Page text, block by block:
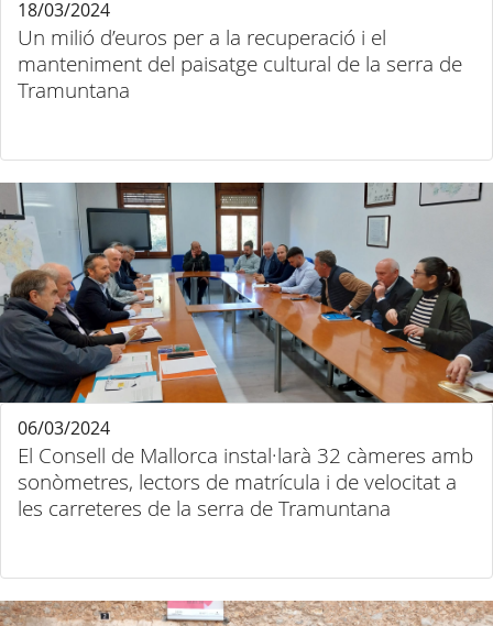
Un milió d’euros per a la recuperació i el
manteniment del paisatge cultural de la serra de
Tramuntana
18/03/2024
El Consell de Mallorca instal·larà 32 càmeres amb
sonòmetres, lectors de matrícula i de velocitat a
les carreteres de la serra de Tramuntana
06/03/2024